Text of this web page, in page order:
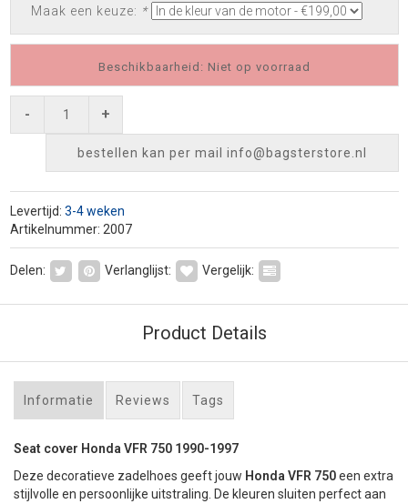
Maak een keuze: *
Beschikbaarheid: Niet op voorraad
- +
bestellen kan per mail info@bagsterstore.nl
Levertijd: 3-4 weken
Artikelnummer: 2007
Delen: Verlanglijst: Vergelijk:
Product Details
Informatie Reviews Tags
Seat cover Honda VFR 750 1990-1997
Deze decoratieve zadelhoes geeft jouw Honda VFR 750een extra
stijlvolle en persoonlijke uitstraling. De kleuren sluiten perfect aan